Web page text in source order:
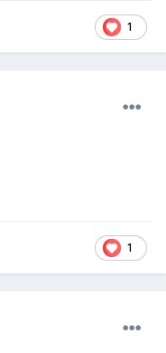
1
1